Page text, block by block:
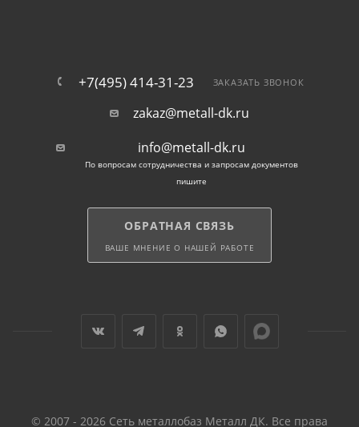
+7(495) 414-31-23 ЗАКАЗАТЬ ЗВОНОК
zakaz@metall-dk.ru
info@metall-dk.ru
По вопросам сотрудничества и запросам документов
пишите
ОБРАТНАЯ СВЯЗЬ
ВАШЕ МНЕНИЕ О НАШЕЙ РАБОТЕ
© 2007 - 2026 Сеть металлобаз Металл ДК. Все права